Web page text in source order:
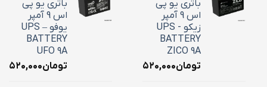
باتری یو پی
اس 9 آمپر
زیکو - UPS
BATTERY
ZICO 9A
تومان۳,۵۲۰,۰۰۰
باتری یو پی
اس 9 آمپر
یوفو – UPS
BATTERY
UFO 9A
تومان۳,۵۲۰,۰۰۰